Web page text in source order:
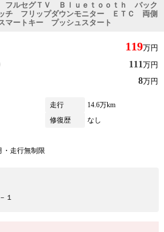
ルセグＴＶ Ｂｌｕｅｔｏｏｔｈ バック
チ フリップダウンモニター ＥＴＣ 両側
マートキー プッシュスタート
119万円
111万円
8万円
走行
14.6万km
修復歴
なし
・走行無制限
１